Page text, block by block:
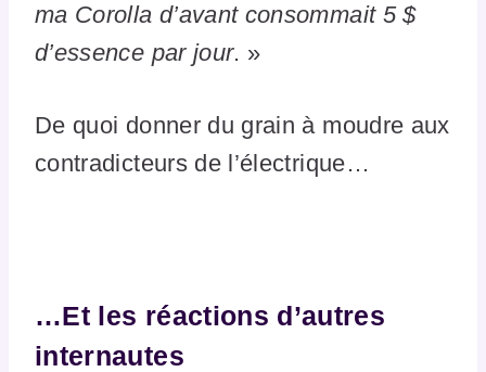
ma Corolla d’avant consommait 5 $
d’essence par jour. »
De quoi donner du grain à moudre aux
contradicteurs de l’électrique…
…Et les réactions d’autres
internautes